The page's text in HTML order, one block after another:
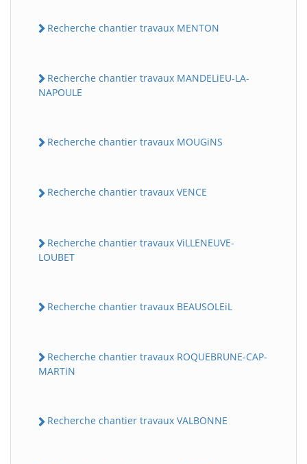
Recherche chantier travaux MENTON
Recherche chantier travaux MANDELiEU-LA-
NAPOULE
Recherche chantier travaux MOUGiNS
Recherche chantier travaux VENCE
Recherche chantier travaux ViLLENEUVE-
LOUBET
Recherche chantier travaux BEAUSOLEiL
Recherche chantier travaux ROQUEBRUNE-CAP-
MARTiN
Recherche chantier travaux VALBONNE